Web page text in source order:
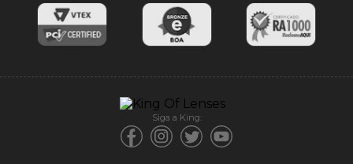
Entregas
Siga a King: